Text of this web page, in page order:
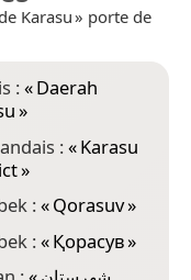
Karasu » porte de
:«Daerah
»
:«Karasu
»
:«Qorasuv»
:«Қорасув»